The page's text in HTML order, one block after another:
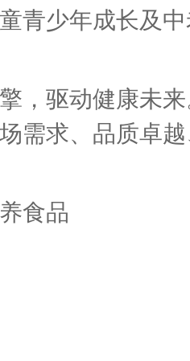
青少年成长及
驱动健康未来
需求、品质卓
食品